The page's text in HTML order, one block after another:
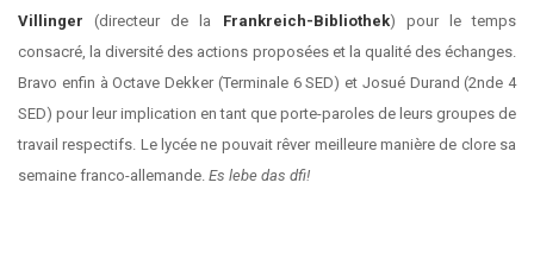
Villinger (directeur de la Frankreich-Bibliothek) pour le temps
consacré, la diversité des actions proposées et la qualité des échanges.
Bravo enfin à Octave Dekker (Terminale 6 SED) et Josué Durand (2nde 4
SED) pour leur implication en tant que porte-paroles de leurs groupes de
travail respectifs. Le lycée ne pouvait rêver meilleure manière de clore sa
semaine franco-allemande. Es lebe das dfi!